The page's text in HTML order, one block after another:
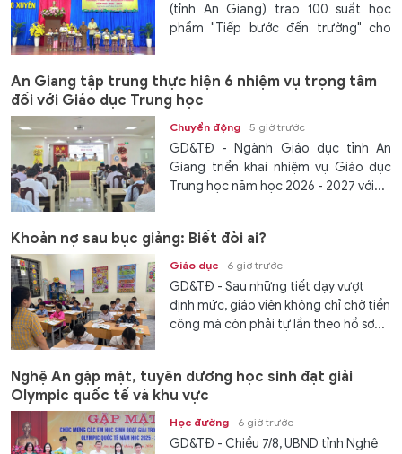
(tỉnh An Giang) trao 100 suất học
phẩm "Tiếp bước đến trường" cho
An Giang tập trung thực hiện 6 nhiệm vụ trọng tâm
đối với Giáo dục Trung học
Chuyển động 5 giờ trước
GD&TĐ - Ngành Giáo dục tỉnh An
Giang triển khai nhiệm vụ Giáo dục
Trung học năm học 2026 - 2027 với...
Khoản nợ sau bục giảng: Biết đòi ai?
Giáo dục 6 giờ trước
GD&TĐ - Sau những tiết dạy vượt
định mức, giáo viên không chỉ chờ tiền
công mà còn phải tự lần theo hồ sơ...
Nghệ An gặp mặt, tuyên dương học sinh đạt giải
Olympic quốc tế và khu vực
Học đường 6 giờ trước
GD&TĐ - Chiều 7/8, UBND tỉnh Nghệ